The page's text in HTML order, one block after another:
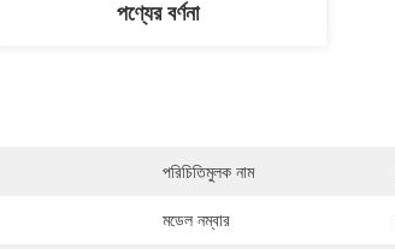
পণ্যের বর্ণনা
পরিচিতিমুলক নাম
মডেল নম্বার